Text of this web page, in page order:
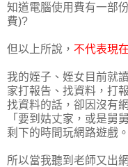
知道電腦使用費有一部
費)?
但以上所說， 不代表現
我的姪子、姪女目前就讀
家打報告、找資料，打
找資料的話，卻因沒有
「要到姑丈家，或是舅
剩下的時間玩網路遊戲。
所以當我聽到老師又出